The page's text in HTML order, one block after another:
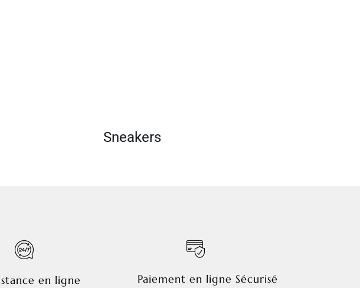
Sneakers
en ligne Paiement en ligne Sécurisé